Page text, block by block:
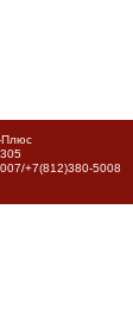
Плюс
+7(812)380-5008